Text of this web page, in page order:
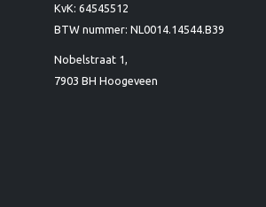
KvK: 64545512
BTW nummer: NL0014.14544.B39
Nobelstraat 1,
7903 BH Hoogeveen